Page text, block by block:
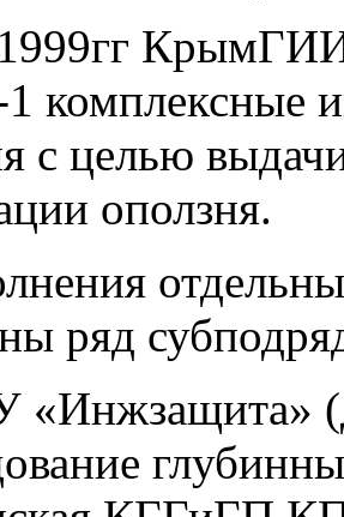
комплексные
с целью
оползня.
ряд
«Инжзащита»